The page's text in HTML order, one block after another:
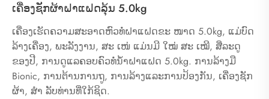
ເຄື່ອງຊັກຜ້າຝາແຝດລຸ້ນ 5.0kg
ເຄື່ອງເຮັດຄວາມສະອາດຫົວທໍ່ຝາແຝດຂະ ໜາດ 5.0kg, ແມ່ບົດ
ລ້າງເຄື່ອງ, ພະລັງງານ, ສະ ເໜ່ ແມ່ນມີ ໃໝ່ ສະ ເໝີ, ສີ່ລະດູ
ຂອງປີ, ການດູແລຄອບຄົວທໍ່ນໍ້າຝາແຝດ 5.0kg. ການລ້າງມື
Bionic, ການຕ້ານການຖູ, ການລ້າງແລະການປ້ອງກັນ, ເຄື່ອງຊັກ
ຜ້າ, ສຳ ລັບທ່ານທີ່ໃກ້ຊິດ.